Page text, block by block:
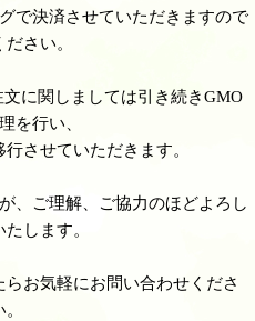
で決済させていただきますので
さい。
に関しましては引き続きGMO
を行い、
させていただきます。
、ご理解、ご協力のほどよろし
します。
お気軽にお問い合わせくださ